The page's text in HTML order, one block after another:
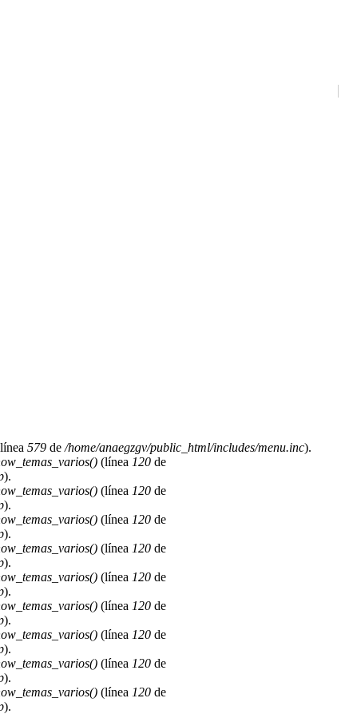
579 de /home/anaegzgv/public_html/includes/menu.inc).
(línea 120de
).
(línea 120de
).
(línea 120de
).
(línea 120de
).
(línea 120de
).
(línea 120de
).
(línea 120de
).
(línea 120de
).
(línea 120de
).